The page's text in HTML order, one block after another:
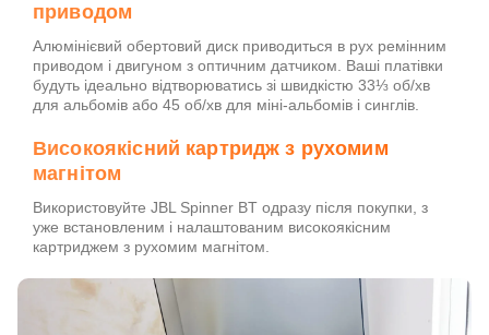
приводом
Алюмінієвий обертовий диск приводиться в рух ремінним
приводом і двигуном з оптичним датчиком. Ваші платівки
будуть ідеально відтворюватись зі швидкістю 33⅓ об/хв
для альбомів або 45 об/хв для міні-альбомів і синглів.
Високоякісний картридж з рухомим
магнітом
Використовуйте JBL Spinner BT одразу після покупки, з
уже встановленим і налаштованим високоякісним
картриджем з рухомим магнітом.